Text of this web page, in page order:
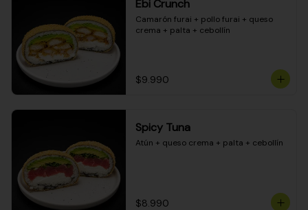
Ebi Crunch
Camarón furai + pollo furai + queso
crema + palta + cebollín
$9.990
Spicy Tuna
Atún + queso crema + palta + cebollín
$8.990